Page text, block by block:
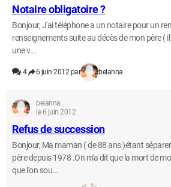
Notaire obligatoire ?
Bonjour, J'ai téléphone a un notaire pour un
renseignements suite au décès de mon père (
une v...
4 6 juin 2012 par belanna
belanna
le 6 juin 2012
Refus de succession
Bonjour, Ma maman ( de 88 ans )étant
père depuis 1978 .On m'a dit que la mort de
que l'on sou...